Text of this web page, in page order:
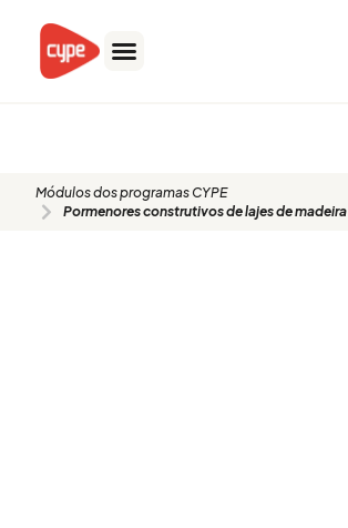
content
Módulos dos programas CYPE
Pormenores construtivos de lajes de madeira